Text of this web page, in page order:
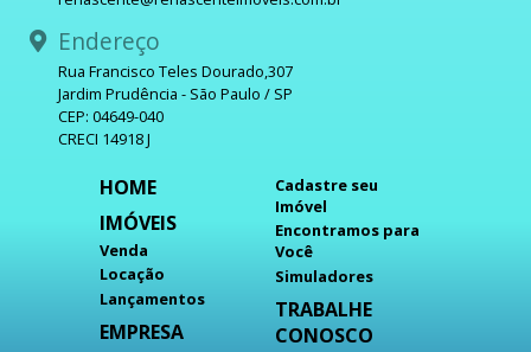
Endereço
Rua Francisco Teles Dourado,307
Jardim Prudência - São Paulo / SP
CEP: 04649-040
CRECI 14918 J
HOME
IMÓVEIS
Venda
Locação
Lançamentos
EMPRESA
Cadastre seu
Imóvel
Encontramos para
Você
Simuladores
TRABALHE
CONOSCO